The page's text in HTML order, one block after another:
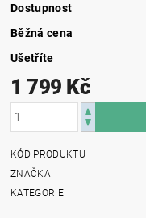
Dostupnost
Běžná cena
Ušetříte
1 799 Kč
KÓD PRODUKTU
ZNAČKA
KATEGORIE